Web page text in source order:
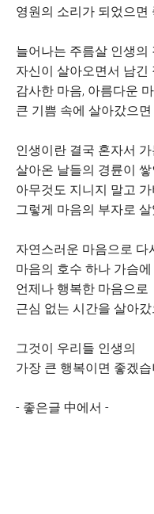
영원의 소리가 되었으면
늘어나는 주름살 인생의
자신이 살아오면서 남긴
감사한 마음, 아름다운
큰 기쁨 속에 살아갔으
인생이란 결국 혼자서 가
살아온 날들의 경륜이
아무것도 지니지 말고
그렇게 마음의 부자로
자연스러운 마음으로 다
마음의 호수 하나 가슴
언제나 행복한 마음으로
근심 없는 시간을 살아
그것이 우리들 인생의
가장 큰 행복이면 좋겠습
- 좋은글 中에서 -